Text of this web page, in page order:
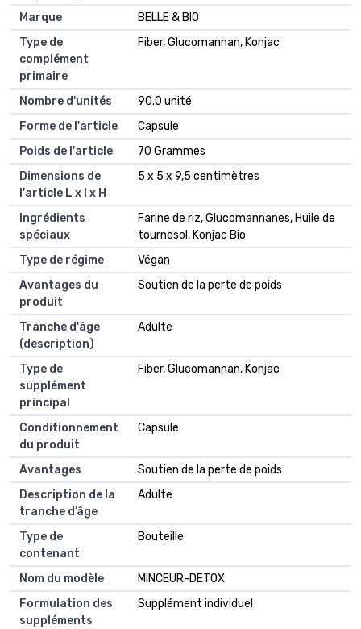
Marque
BELLE & BIO
Type de
complément
primaire
Fiber, Glucomannan, Konjac
Nombre d'unités
90.0 unité
Forme de l'article
Capsule
Poids de l'article
70 Grammes
Dimensions de
l'article L x l x H
5 x 5 x 9,5 centimètres
Ingrédients
spéciaux
Farine de riz, Glucomannanes, Huile de
tournesol, Konjac Bio
Type de régime
Végan
Avantages du
produit
Soutien de la perte de poids
Tranche d'âge
(description)
Adulte
Type de
supplément
principal
Fiber, Glucomannan, Konjac
Conditionnement
du produit
Capsule
Avantages
Soutien de la perte de poids
Description de la
tranche d’âge
Adulte
Type de
contenant
Bouteille
Nom du modèle
MINCEUR-DETOX
Formulation des
suppléments
Supplément individuel